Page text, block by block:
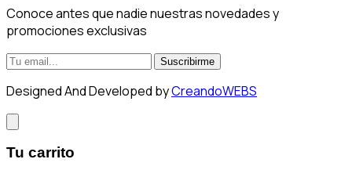
Conoce antes que nadie nuestras novedades y
promociones exclusivas
Suscribirme
Designed And Developed byCreandoWEBS
Tu carrito